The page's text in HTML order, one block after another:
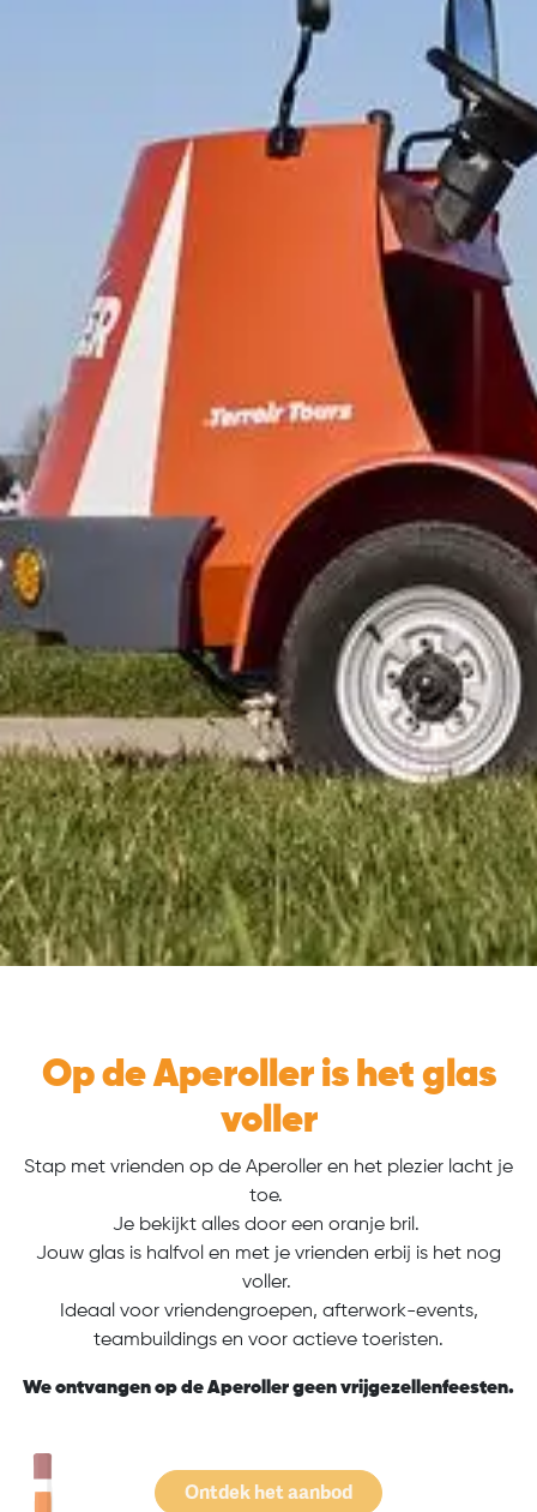
Op de Aperoller is het glas
voller
Stap met vrienden op de Aperoller en het plezier lacht je
toe.
Je bekijkt alles door een oranje bril.
Jouw glas is halfvol en met je vrienden erbij is het nog
voller.
Ideaal voor vriendengroepen, afterwork-events,
teambuildings en voor actieve toeristen.
We ontvangen op de Aperoller geen vrijgezellenfeesten.
Ontdek het aanbod